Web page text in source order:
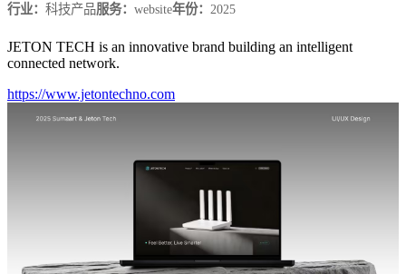
行业： 科技产品服务： website年份： 2025
JETON TECH is an innovative brand building an intelligent
connected network.
https://www.jetontechno.com